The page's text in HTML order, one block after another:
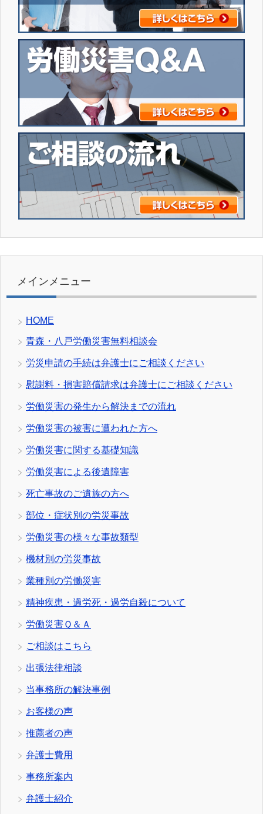
メインメニュー
HOME
青森・八戸労働災害無料相談会
労災申請の手続は弁護士にご相談ください
慰謝料・損害賠償請求は弁護士にご相談ください
労働災害の発生から解決までの流れ
労働災害の被害に遭われた方へ
労働災害に関する基礎知識
労働災害による後遺障害
死亡事故のご遺族の方へ
部位・症状別の労災事故
労働災害の様々な事故類型
機材別の労災事故
業種別の労働災害
精神疾患・過労死・過労自殺について
労働災害Ｑ＆Ａ
ご相談はこちら
出張法律相談
当事務所の解決事例
お客様の声
推薦者の声
弁護士費用
事務所案内
弁護士紹介